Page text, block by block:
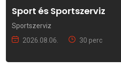
Sport és Sportszerviz
Sportszerviz
2026.08.06.
30 perc